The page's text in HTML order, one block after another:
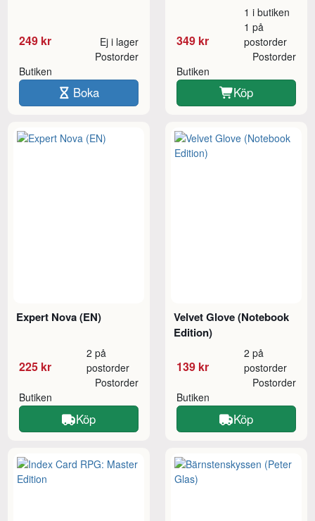
249 kr Ej i lager
Butiken
Postorder
Boka
349 kr
1 i butiken
1 på
postorder
Butiken
Postorder
Köp
Expert Nova (EN)
225 kr
2 på
postorder
Butiken
Postorder
Köp
Velvet Glove (Notebook
Edition)
139 kr
2 på
postorder
Butiken
Postorder
Köp